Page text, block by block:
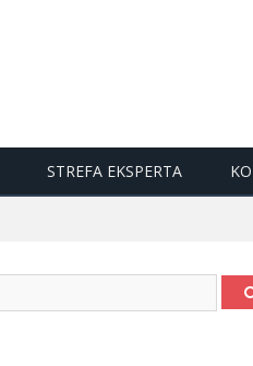
STREFA EKSPERTA